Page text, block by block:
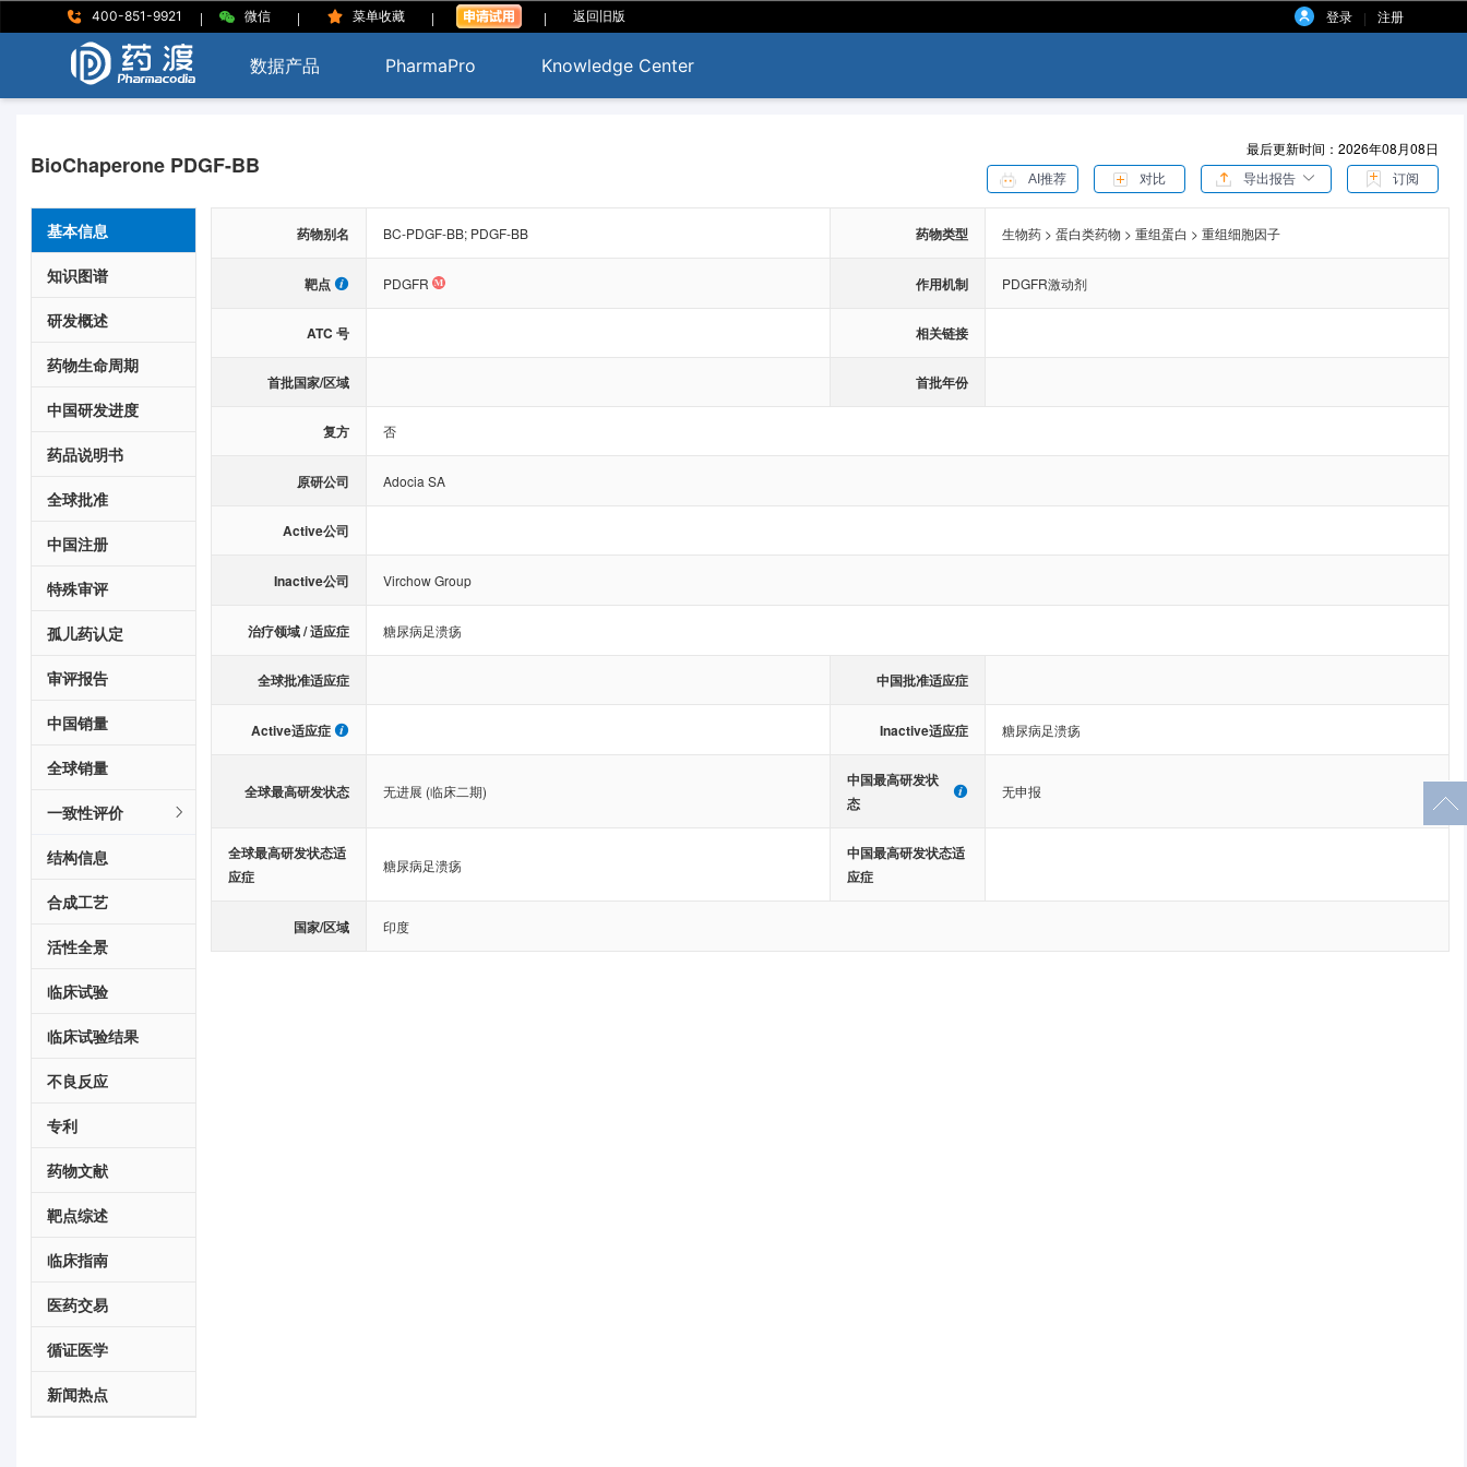
400-851-9921 | 微信 | 菜单收藏 | | 返回旧版 登录 | 注册
数据产品 PharmaPro Knowledge Center
BioChaperone PDGF-BB
最后更新时间：2026年08月08日
AI推荐 对比 导出报告 订阅
基本信息
知识图谱
研发概述
药物生命周期
中国研发进度
药品说明书
全球批准
中国注册
特殊审评
孤儿药认定
审评报告
中国销量
全球销量
一致性评价
结构信息
合成工艺
活性全景
临床试验
临床试验结果
不良反应
专利
药物文献
靶点综述
临床指南
医药交易
循证医学
新闻热点
药物别名 BC-PDGF-BB; PDGF-BB 药物类型 生物药 > 蛋白类药物 > 重组蛋白 > 重组细胞因子
靶点 PDGFR 作用机制 PDGFR激动剂
ATC 号 相关链接
首批国家/区域 首批年份
复方 否
原研公司 Adocia SA
Active公司
Inactive公司 Virchow Group
治疗领域 / 适应症 糖尿病足溃疡
全球批准适应症 中国批准适应症
Active适应症 Inactive适应症 糖尿病足溃疡
全球最高研发状态 无进展 (临床二期)
中国最高研发状
态
无申报
全球最高研发状态适
应症
糖尿病足溃疡
中国最高研发状态适
应症
国家/区域 印度